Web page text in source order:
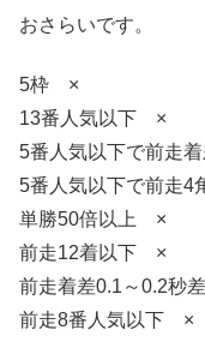
おさらいです。
5枠 ×
13番人気以下 ×
5番人気以下で前走
5番人気以下で前走
単勝50倍以上 ×
前走12着以下 ×
前走着差0.1～0.2秒
前走8番人気以下 ×